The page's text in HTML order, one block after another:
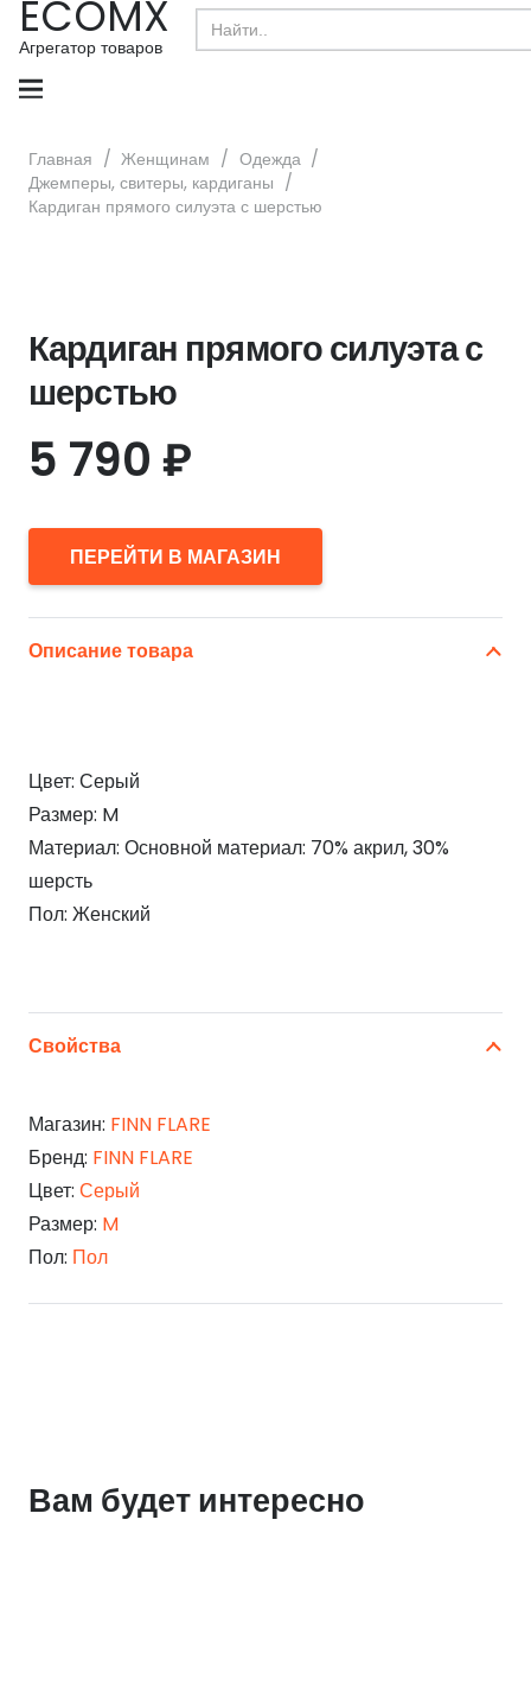
ECOMX
Агрегатор товаров
Search
for:
Главная / Женщинам / Одежда /
Джемперы, свитеры, кардиганы /
Кардиган прямого силуэта с шерстью
Кардиган прямого силуэта с
шерстью
5 790 ₽
ПЕРЕЙТИ В МАГАЗИН
Описание товара
Цвет: Серый
Размер: M
Материал: Основной материал: 70% акрил, 30%
шерсть
Пол: Женский
Свойства
Магазин: FINN FLARE
Бренд: FINN FLARE
Цвет: Серый
Размер: M
Пол: Пол
Вам будет интересно